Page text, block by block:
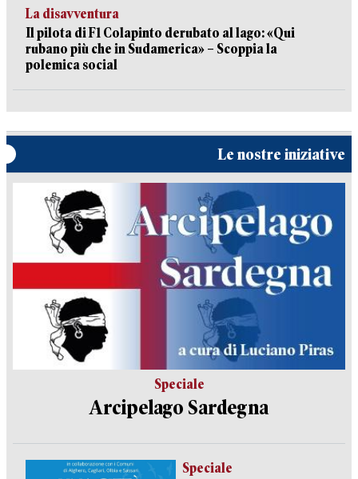
La disavventura
Il pilota di F1 Colapinto derubato al lago: «Qui
rubano più che in Sudamerica» – Scoppia la
polemica social
Le nostre iniziative
Speciale
Arcipelago Sardegna
Speciale